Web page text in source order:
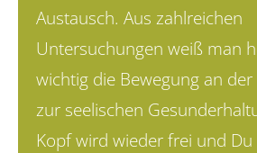
Austausch. Aus zahlreichen
Untersuchungen weiß man
wichtig die Bewegung an
zur seelischen
Kopf wird wieder frei und